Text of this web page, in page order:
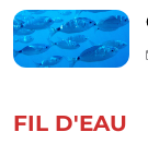
FIL D'EAU